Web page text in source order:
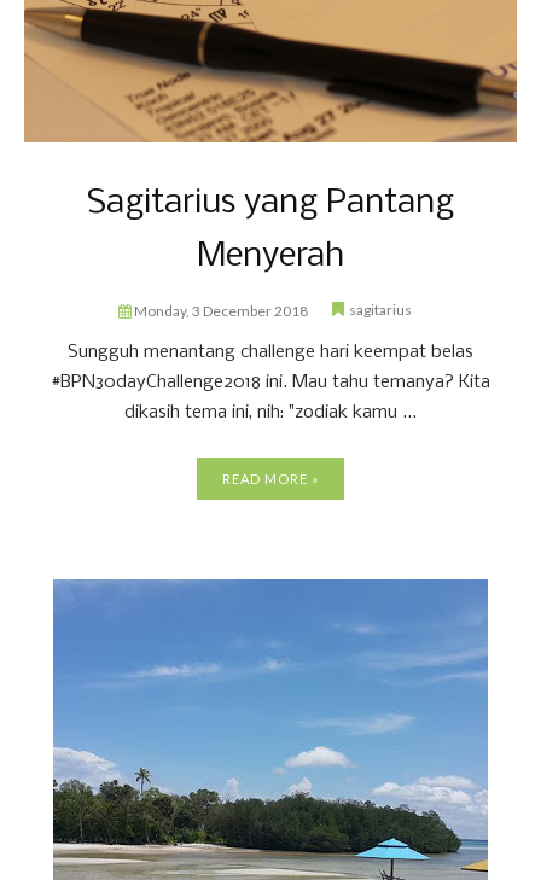
Sagitarius yang Pantang
Menyerah
Monday, 3 December 2018 sagitarius
Sungguh menantang challenge hari keempat belas
#BPN30dayChallenge2018 ini. Mau tahu temanya? Kita
dikasih tema ini, nih: "zodiak kamu ...
READ MORE »